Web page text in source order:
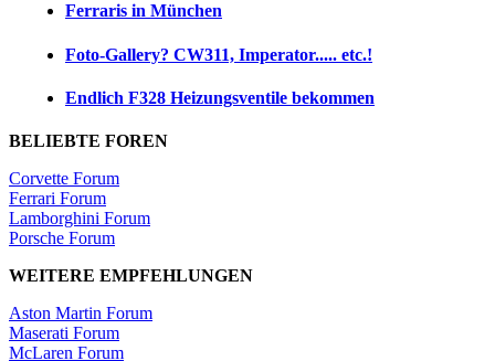
Ferraris in München
Foto-Gallery? CW311, Imperator..... etc.!
Endlich F328 Heizungsventile bekommen
BELIEBTE FOREN
Corvette Forum
Ferrari Forum
Lamborghini Forum
Porsche Forum
WEITERE EMPFEHLUNGEN
Aston Martin Forum
Maserati Forum
McLaren Forum